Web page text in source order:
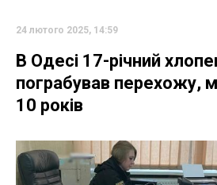
24 лютого 2025, 14:59
В Одесі 17-річний
пограбував перехожу,
10 років